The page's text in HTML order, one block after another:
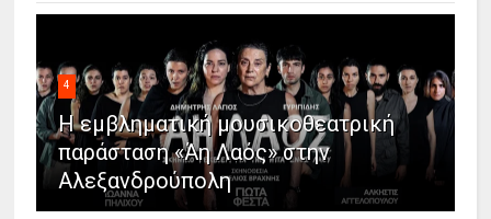
4
Η εμβληματική μουσικοθεατρική
παράσταση «Άη Λαός» στην
Αλεξανδρούπολη